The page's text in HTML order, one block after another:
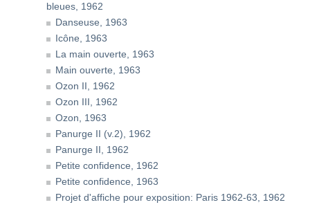
bleues, 1962
Danseuse, 1963
Icône, 1963
La main ouverte, 1963
Main ouverte, 1963
Ozon II, 1962
Ozon III, 1962
Ozon, 1963
Panurge II (v.2), 1962
Panurge II, 1962
Petite confidence, 1962
Petite confidence, 1963
Projet d'affiche pour exposition: Paris 1962-63, 1962